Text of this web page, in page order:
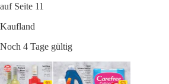
auf Seite 11
Kaufland
Noch 4 Tage gültig